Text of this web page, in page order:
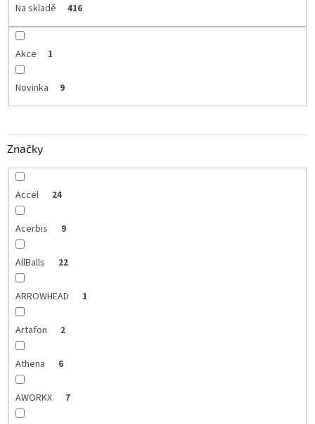
Na skladě 416
Akce 1
Novinka 9
Značky
Accel 24
Acerbis 9
AllBalls 22
ARROWHEAD 1
Artafon 2
Athena 6
AWORKX 7